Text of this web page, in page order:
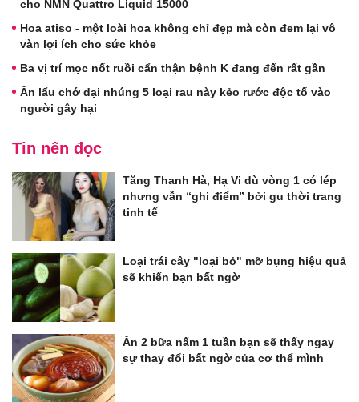
cho NMN Quattro Liquid 15000
Hoa atiso - một loài hoa không chỉ đẹp mà còn đem lại vô
vàn lợi ích cho sức khỏe
Ba vị trí mọc nốt ruồi cẩn thận bệnh K đang đến rất gần
Ăn lẩu chớ dại nhúng 5 loại rau này kẻo rước độc tố vào
người gây hại
Tin nên đọc
Tăng Thanh Hà, Hạ Vi dù vòng 1 có lép
nhưng vẫn “ghi điểm” bởi gu thời trang
tinh tế
Loại trái cây "loại bỏ" mỡ bụng hiệu quả
sẽ khiến bạn bất ngờ
Ăn 2 bữa nấm 1 tuần bạn sẽ thấy ngay
sự thay đổi bất ngờ của cơ thể mình